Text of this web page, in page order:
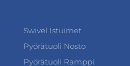
Swivel Istuimet
Pyörätuoli Nosto
Pyörätuoli Ramppi